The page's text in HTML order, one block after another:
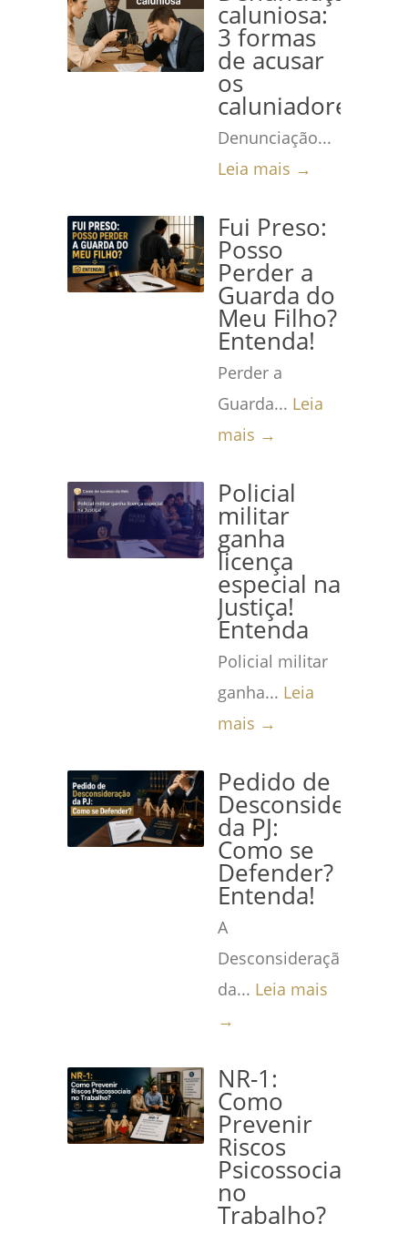
caluniosa:
3 formas
de acusar
os
caluniadores
Denunciação...
Leia mais →
Fui Preso:
Posso
Perder a
Guarda do
Meu Filho?
Entenda!
Perder a
Guarda... Leia
mais →
Policial
militar
ganha
licença
especial na
Justiça!
Entenda
Policial militar
ganha... Leia
mais →
Pedido de
Desconsideração
da PJ:
Como se
Defender?
Entenda!
A
Desconsideração
da... Leia mais
→
NR-1:
Como
Prevenir
Riscos
Psicossociais
no
Trabalho?